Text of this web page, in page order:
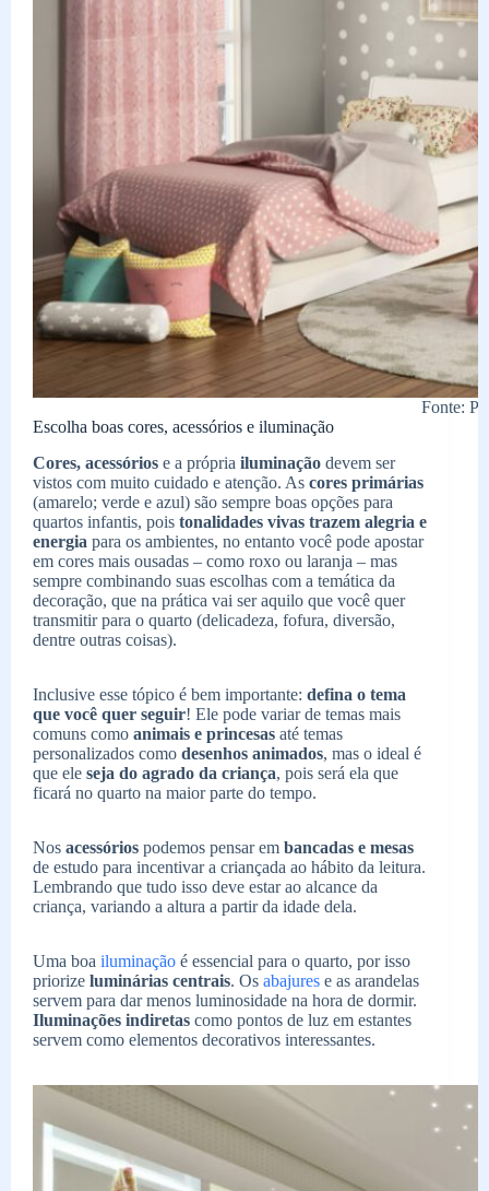
Fonte:
Escolha boas cores, acessórios e iluminação
Cores, acessórios e a própria iluminação devem ser
vistos com muito cuidado e atenção. As cores primárias
(amarelo; verde e azul) são sempre boas opções para
quartos infantis, pois tonalidades vivas trazem alegria e
energia para os ambientes, no entanto você pode apostar
em cores mais ousadas – como roxo ou laranja – mas
sempre combinando suas escolhas com a temática da
decoração, que na prática vai ser aquilo que você quer
transmitir para o quarto (delicadeza, fofura, diversão,
dentre outras coisas).
Inclusive esse tópico é bem importante: defina o tema
que você quer seguir! Ele pode variar de temas mais
comuns como animais e princesas até temas
personalizados como desenhos animados, mas o ideal é
que ele seja do agrado da criança, pois será ela que
ficará no quarto na maior parte do tempo.
Nos acessórios podemos pensar em bancadas e mesas
de estudo para incentivar a criançada ao hábito da leitura.
Lembrando que tudo isso deve estar ao alcance da
criança, variando a altura a partir da idade dela.
Uma boa iluminação é essencial para o quarto, por isso
priorize luminárias centrais. Os abajures e as arandelas
servem para dar menos luminosidade na hora de dormir.
Iluminações indiretas como pontos de luz em estantes
servem como elementos decorativos interessantes.